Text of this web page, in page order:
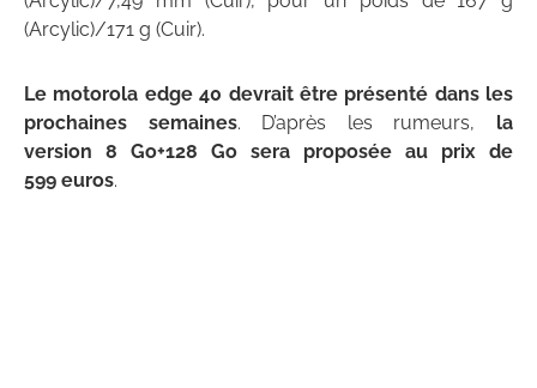
(Arcylic)/171 g (Cuir).
Le motorola edge 40 devrait être présenté dans les
prochaines semaines. D’après les rumeurs, la
version 8 Go+128 Go sera proposée au prix de
599 euros.